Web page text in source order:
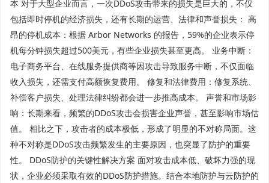
本 对于大型企业而言，一次DDoS攻击带来的损失是巨大的，不仅
包括即时停机的经济损失，还有长期的运营、法律和声誉损失： 高
昂的停机成本：根据 Arbor Networks 的报告，59%的企业表示停
机每分钟损失超过500美元，有些企业损失甚至更高。 业务中断：
电子商务平台、在线服务提供商等因攻击导致服务中断，不仅面临
收入损失，还需支付高额恢复费用。 修复和法律费用：修复系统、
补偿客户损失、处理法律纠纷都会进一步推高成本。 声誉和市场影
响：长期来看，频繁的DDoS攻击会损害企业声誉，甚至影响市场估
值。 相比之下，攻击者的成本极低，形成了明显的不对称局面。这
种不对称是DDoS攻击频繁发生的主要原因，也突显了防护的重要
性。 DDoS防护的关键性解决方案 面对攻击成本低、破坏力强的现
状，企业必须采取有效的DDoS防护措施。结合本地防护与云防护的